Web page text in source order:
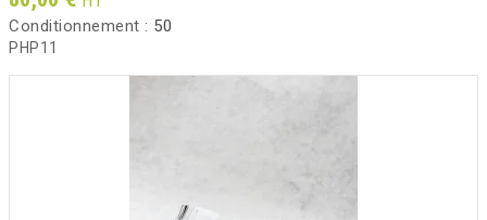
Conditionnement : 50
PHP11